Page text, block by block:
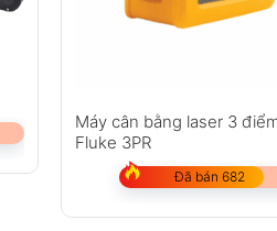
Máy cân bằng laser 3
Fluke 3PR
Đã bán 682